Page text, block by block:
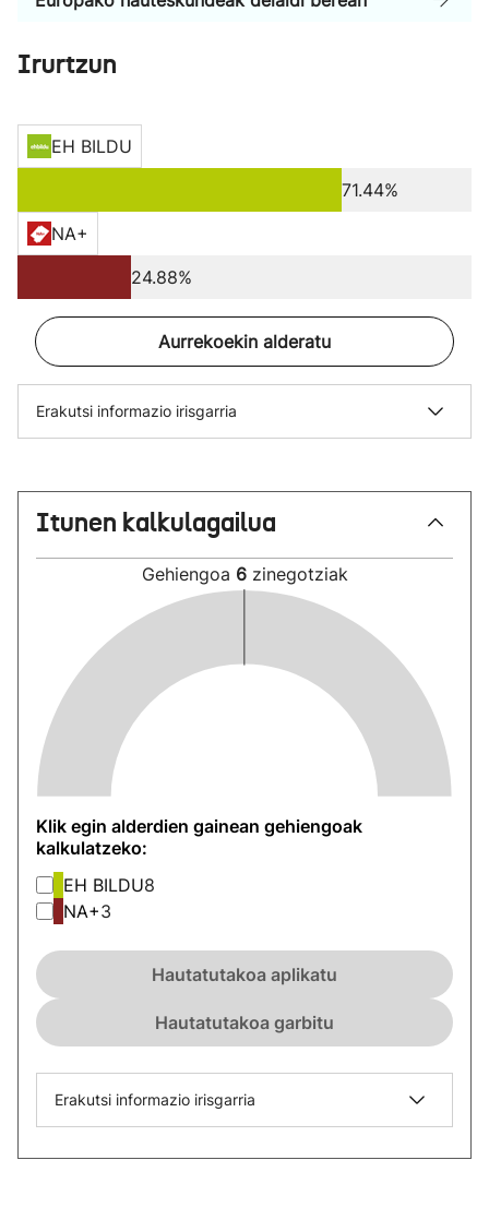
Irurtzun
EH BILDU
71.44%
NA+
24.88%
Aurrekoekin alderatu
Erakutsi informazio irisgarria
Itunen kalkulagailua
Gehiengoa 6 zinegotziak
Klik egin alderdien gainean gehiengoak
kalkulatzeko:
EH BILDU8
NA+3
Hautatutakoa aplikatu
Hautatutakoa garbitu
Erakutsi informazio irisgarria